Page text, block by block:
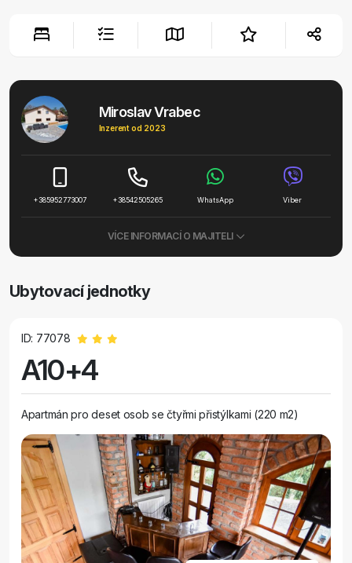
Miroslav Vrabec
Inzerent od 2023
+385952773007 +38542505265 WhatsApp Viber
VÍCE INFORMACÍ O MAJITELI
Ubytovací jednotky
ID: 77078
A10+4
Apartmán pro deset osob se čtyřmi přistýlkami (220 m2)